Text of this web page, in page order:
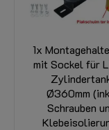
LPG-
oder LPG-
Brenngastanks
bis 85 Liter